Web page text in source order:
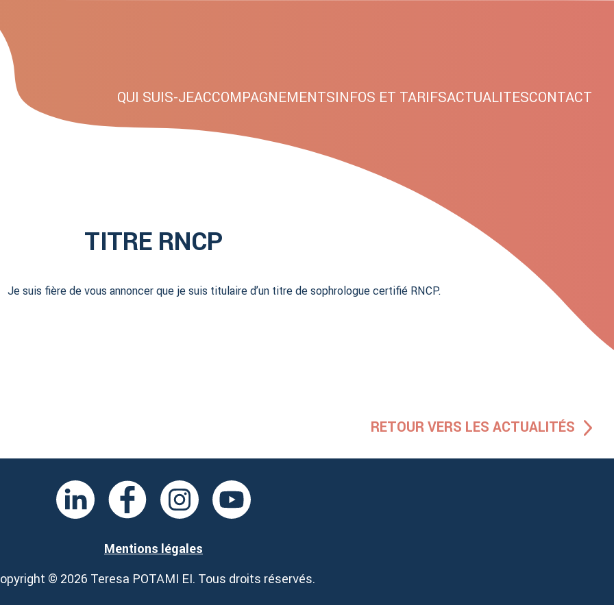
QUI SUIS-JEACCOMPAGNEMENTSINFOS ET TARIFSACTUALITESCONTACT
TITRE RNCP
Je suis fière de vous annoncer que je suis titulaire d’un titre de sophrologue certifié RNCP.
RETOUR VERS LES ACTUALITÉS
Mentions légales
© 2026 Teresa POTAMI EI. Tous droits réservés.